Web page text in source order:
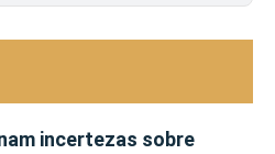
incertezas sobre